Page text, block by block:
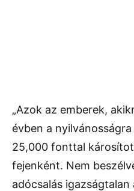
„Azok az emberek,
évben a
25,000 fonttal
fejenként. Nem
adócsalás